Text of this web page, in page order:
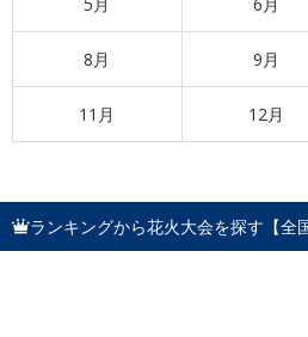
8月 9月
11月 12月
ランキングから花火大会を探す【全